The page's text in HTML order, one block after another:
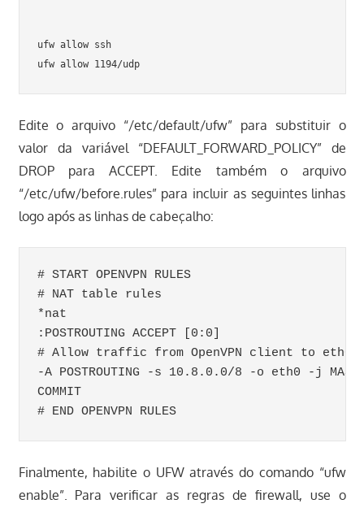
ufw allow ssh
Edite o arquivo “/etc/default/ufw” para substituir o
valor da variável “DEFAULT_FORWARD_POLICY” de
DROP para ACCEPT. Edite também o arquivo
“/etc/ufw/before.rules” para incluir as seguintes linhas
logo após as linhas de cabeçalho:
# START OPENVPN RULES
# NAT table rules
*nat
:POSTROUTING ACCEPT [0:0]
# Allow traffic from OpenVPN client to eth0
-A POSTROUTING -s 10.8.0.0/8 -o eth0 -j
COMMIT
Finalmente, habilite o UFW através do comando “ufw
enable”. Para verificar as regras de firewall, use o